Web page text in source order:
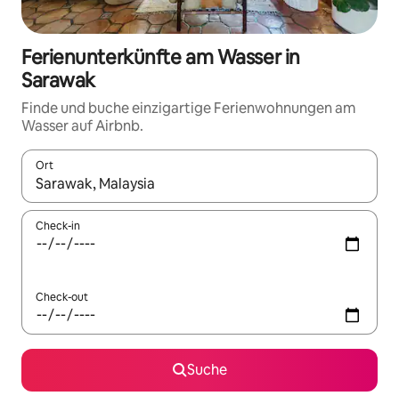
Ferienunterkünfte am Wasser in
Sarawak
Finde und buche einzigartige Ferienwohnungen am
Wasser auf Airbnb.
Ort
Wenn Ergebnisse verfügbar sind, navigiere mit den
Check-in
Check-out
Suche